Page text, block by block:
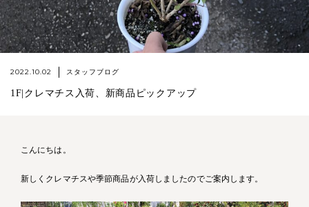
2022.10.02 スタッフブログ
1F|クレマチス入荷、新商品ピックアップ
こんにちは。
新しくクレマチスや季節商品が入荷しましたのでご案内します。